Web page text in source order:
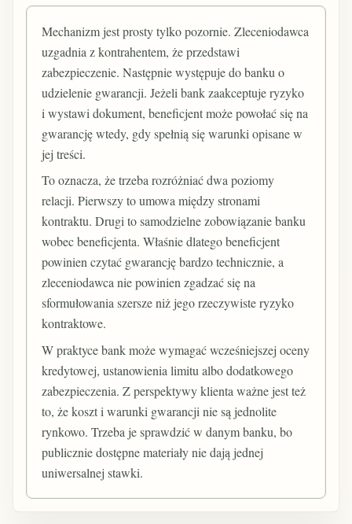
Mechanizm jest prosty tylko pozornie. Zleceniodawca
uzgadnia z kontrahentem, że przedstawi
zabezpieczenie. Następnie występuje do banku o
udzielenie gwarancji. Jeżeli bank zaakceptuje ryzyko
i wystawi dokument, beneficjent może powołać się na
gwarancję wtedy, gdy spełnią się warunki opisane w
jej treści.
To oznacza, że trzeba rozróżniać dwa poziomy
relacji. Pierwszy to umowa między stronami
kontraktu. Drugi to samodzielne zobowiązanie banku
wobec beneficjenta. Właśnie dlatego beneficjent
powinien czytać gwarancję bardzo technicznie, a
zleceniodawca nie powinien zgadzać się na
sformułowania szersze niż jego rzeczywiste ryzyko
kontraktowe.
W praktyce bank może wymagać wcześniejszej oceny
kredytowej, ustanowienia limitu albo dodatkowego
zabezpieczenia. Z perspektywy klienta ważne jest też
to, że koszt i warunki gwarancji nie są jednolite
rynkowo. Trzeba je sprawdzić w danym banku, bo
publicznie dostępne materiały nie dają jednej
uniwersalnej stawki.